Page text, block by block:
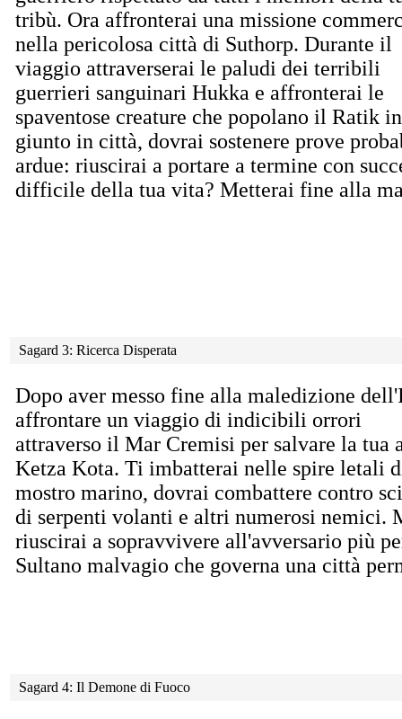
tribù. Ora affronterai una missione
nella pericolosa città di Suthorp. Durante il
viaggio attraverserai le paludi dei terribili
guerrieri sanguinari Hukka e affronterai le
spaventose creature che popolano il Ratik
giunto in città, dovrai sostenere prove
ardue: riuscirai a portare a termine con
difficile della tua vita? Metterai fine alla
Sagard 3: Ricerca Disperata
Dopo aver messo fine alla maledizione
affrontare un viaggio di indicibili orrori
attraverso il Mar Cremisi per salvare la tua
Ketza Kota. Ti imbatterai nelle spire letali
mostro marino, dovrai combattere contro
di serpenti volanti e altri numerosi nemici.
riuscirai a sopravvivere all'avversario più
Sultano malvagio che governa una città
Sagard 4: Il Demone di Fuoco